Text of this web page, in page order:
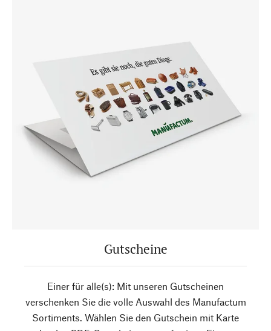
Gutscheine
Einer für alle(s): Mit unseren Gutscheinen
verschenken Sie die volle Auswahl des Manufactum
Sortiments. Wählen Sie den Gutschein mit Karte